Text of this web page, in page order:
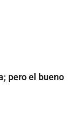
pero el bueno